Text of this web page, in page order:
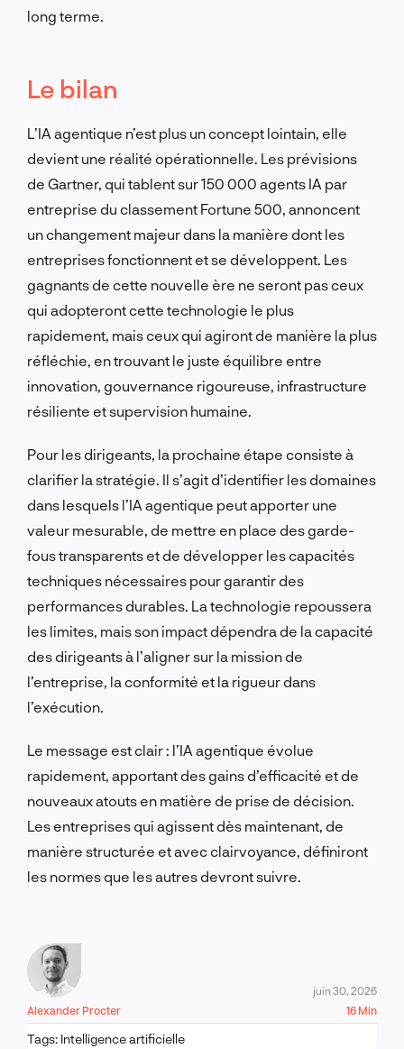
long terme.
Le bilan
L’IA agentique n’est plus un concept lointain, elle
devient une réalité opérationnelle. Les prévisions
de Gartner, qui tablent sur 150 000 agents IA par
entreprise du classement Fortune 500, annoncent
un changement majeur dans la manière dont les
entreprises fonctionnent et se développent. Les
gagnants de cette nouvelle ère ne seront pas ceux
qui adopteront cette technologie le plus
rapidement, mais ceux qui agiront de manière la plus
réfléchie, en trouvant le juste équilibre entre
innovation, gouvernance rigoureuse, infrastructure
résiliente et supervision humaine.
Pour les dirigeants, la prochaine étape consiste à
clarifier la stratégie. Il s’agit d’identifier les domaines
dans lesquels l’IA agentique peut apporter une
valeur mesurable, de mettre en place des garde-
fous transparents et de développer les capacités
techniques nécessaires pour garantir des
performances durables. La technologie repoussera
les limites, mais son impact dépendra de la capacité
des dirigeants à l’aligner sur la mission de
l’entreprise, la conformité et la rigueur dans
l’exécution.
Le message est clair : l’IA agentique évolue
rapidement, apportant des gains d’efficacité et de
nouveaux atouts en matière de prise de décision.
Les entreprises qui agissent dès maintenant, de
manière structurée et avec clairvoyance, définiront
les normes que les autres devront suivre.
Alexander Procter
juin 30, 2026
16 Min
Tags: Intelligence artificielle